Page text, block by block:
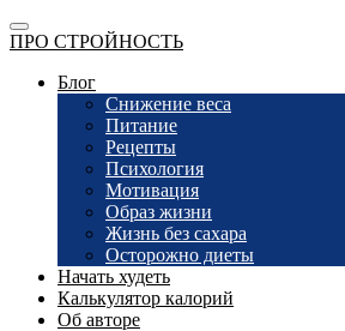
ПРО СТРОЙНОСТЬ
Блог
Снижение веса
Питание
Рецепты
Психология
Мотивация
Образ жизни
Жизнь без сахара
Осторожно диеты
Начать худеть
Калькулятор калорий
Об авторе